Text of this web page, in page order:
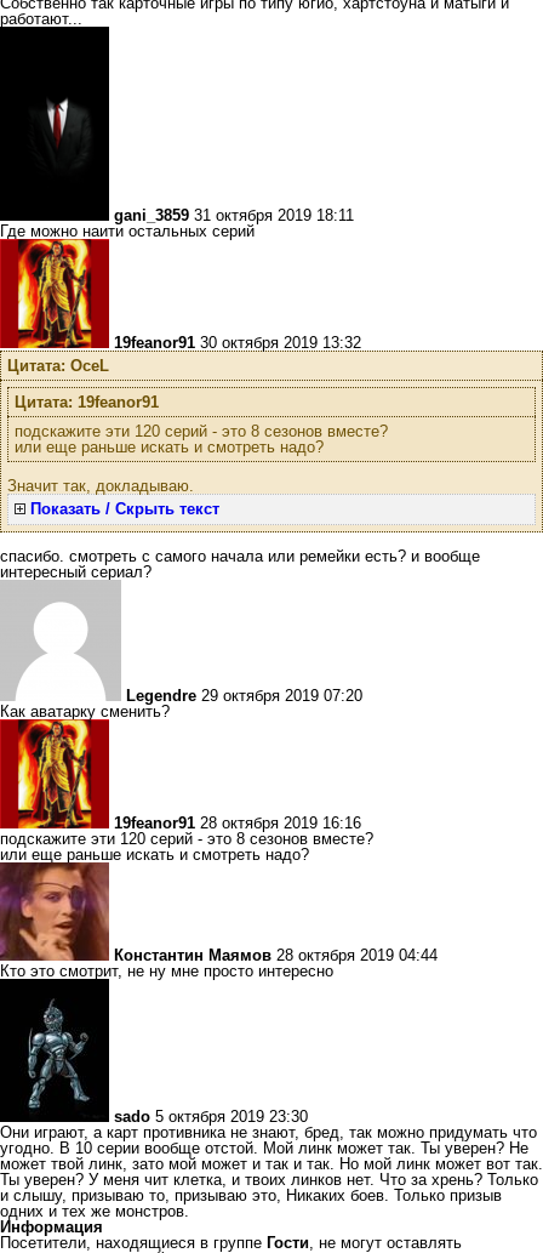
работают...
gani_3859 31 октября 2019 18:11
Где можно наити остальных серий
19feanor91 30 октября 2019 13:32
Цитата: OceL
Цитата: 19feanor91
подскажите эти 120 серий - это 8 сезонов вместе?
или еще раньше искать и смотреть надо?
Значит так, докладываю.
Показать / Скрыть текст
спасибо. смотреть с самого начала или ремейки есть? и вообще
интересный сериал?
Legendre 29 октября 2019 07:20
Как аватарку сменить?
19feanor91 28 октября 2019 16:16
подскажите эти 120 серий - это 8 сезонов вместе?
или еще раньше искать и смотреть надо?
Константин Маямов 28 октября 2019 04:44
Кто это смотрит, не ну мне просто интересно
sado 5 октября 2019 23:30
Они играют, а карт противника не знают, бред, так можно придумать что
угодно. В 10 серии вообще отстой. Мой линк может так. Ты уверен? Не
может твой линк, зато мой может и так и так. Но мой линк может вот так.
Ты уверен? У меня чит клетка, и твоих линков нет. Что за хрень? Только
и слышу, призываю то, призываю это, Никаких боев. Только призыв
одних и тех же монстров.
Информация
Посетители, находящиеся в группе Гости, не могут оставлять